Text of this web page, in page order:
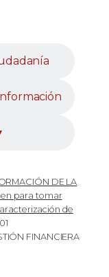
DE LA
para tomar
de
FINANCIERA